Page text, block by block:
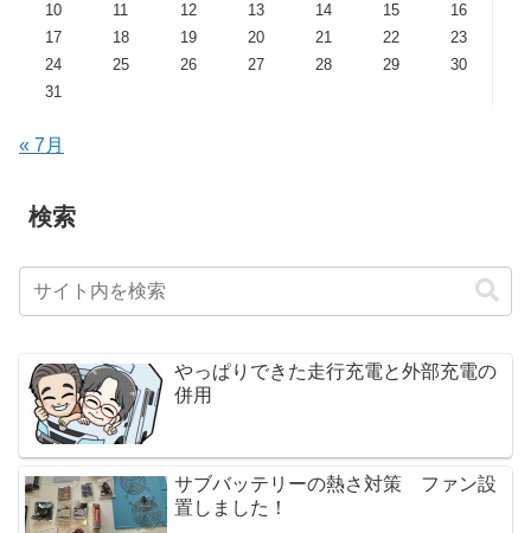
10
11 12 13 14 15
16
17
18 19 20 21 22
23
24
25 26 27 28 29
30
31
« 7月
検索
やっぱりできた走行充電と外部充電の
併用
サブバッテリーの熱さ対策 ファン設
置しました！